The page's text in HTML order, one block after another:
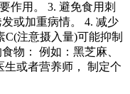
作用。 3. 避免食用刺
或加重病情。 4. 减少
注意摄入量)可能抑制
物： 例如：黑芝麻、
或者营养师， 制定个